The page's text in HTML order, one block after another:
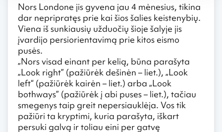
Nors Londone jis gyvena jau 4 mėnesius, tikina
dar nepripratęs prie kai šios šalies keistenybių.
Viena iš sunkiausių užduočių šioje šalyje jis
įvardijo persiorientavimą prie kitos eismo
pusės.
„Nors visad einant per kelią, būna parašyta
„Look right” (pažiūrėk dešinėn – liet.), „Look
left“ (pažiūrėk kairėn – liet.) arba „Look
bothways” (pažiūrėk į abi puses – liet.), tačiau
smegenys taip greit nepersiauklėja. Vos tik
pažiūri ta kryptimi, kuria parašyta, iškart
persuki galvą ir toliau eini per gatvę